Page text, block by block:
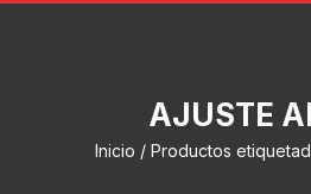
AJUSTE
Inicio / Productos